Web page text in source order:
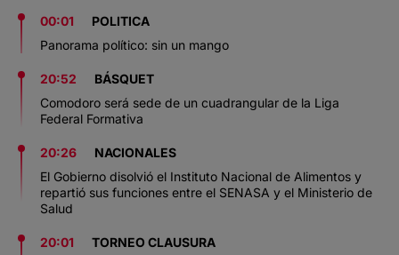
00:01
POLITICA
Panorama político: sin un mango
20:52
BÁSQUET
Comodoro será sede de un cuadrangular de la Liga
Federal Formativa
20:26
NACIONALES
El Gobierno disolvió el Instituto Nacional de Alimentos y
repartió sus funciones entre el SENASA y el Ministerio de
Salud
20:01
TORNEO CLAUSURA